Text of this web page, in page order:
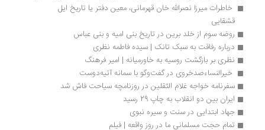
قشقایی
روضه سوم از خلد برین در تاریخ بنی امیه و بنی عباس
درباره رفاقت به سبک تانک | سیده فاطمه نظری
نظری بر بازگشت روسیه به خاورمیانه | امیر فرهنگ
خیرالنساءصدخروی در گفت‌وگو با سمانه آتیه‌دوست
سفرنامه خواجه غلام الثقلین در روزنامچه سیاحت فاش شد
ایران بین دو انقلاب به چاپ 29 رسید
جهاد ابتدایی در سنت و سیره نبوی
تمام حجت مسلمانی ما در روز واقعه | فیلم